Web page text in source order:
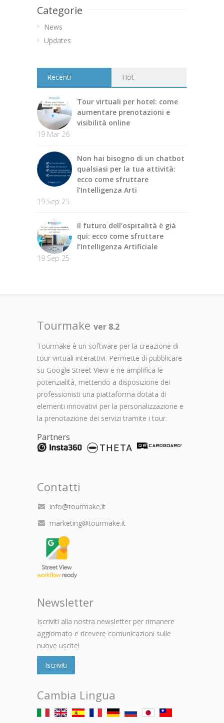
Categorie
News
Updates
Recenti Hot
Tour virtuali per hotel: come
aumentare prenotazioni e
visibilità online
19 Mar 26
Non hai bisogno di un chatbot
qualsiasi per la tua attività:
ecco come sfruttare
l’Intelligenza Arti
19 Sep 25
Il futuro dell’ospitalità è già
qui: ecco come sfruttare
l’Intelligenza Artificiale
19 Sep 25
Tourmake ver 8.2
Tourmake è un software per la creazione di
tour virtuali interattivi. Permette di pubblicare
su Google Street View e ne amplifica le
potenzialità, mettendo a disposizione dei
professionisti una piattaforma dotata di
elementi innovativi per la personalizzazione e
la prenotazione dei servizi tramite i tour.
Partners
Contatti
info@tourmake.it
marketing@tourmake.it
Newsletter
Iscriviti alla nostra newsletter per rimanere
aggiornato e ricevere comunicazioni sulle
nuove uscite!
Iscriviti
Cambia Lingua